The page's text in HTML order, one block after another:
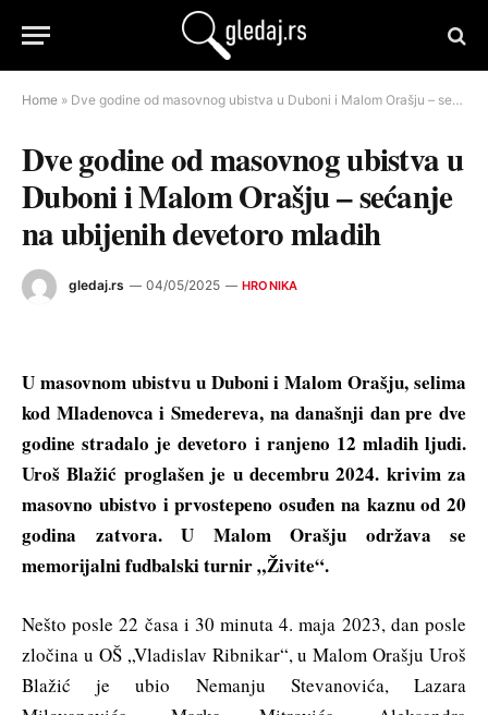
Home » Dve godine od masovnog ubistva u Duboni i Malom Orašju – sećanje na ubijenih devetoro mladih
Dve godine od masovnog ubistva u
Duboni i Malom Orašju – sećanje
na ubijenih devetoro mladih
gledaj.rs 04/05/2025 HRONIKA
U masovnom ubistvu u Duboni i Malom Orašju, selima
kod Mladenovca i Smedereva, na današnji dan pre dve
godine stradalo je devetoro i ranjeno 12 mladih ljudi.
Uroš Blažić proglašen je u decembru 2024. krivim za
masovno ubistvo i prvostepeno osuđen na kaznu od 20
godina zatvora. U Malom Orašju održava se
memorijalni fudbalski turnir „Živite“.
Nešto posle 22 časa i 30 minuta 4. maja 2023, dan posle
zločina u OŠ „Vladislav Ribnikar“, u Malom Orašju Uroš
Blažić je ubio Nemanju Stevanovića, Lazara